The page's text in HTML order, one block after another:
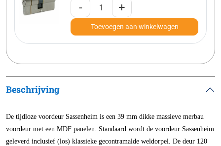
- +
Toevoegen aan winkelwagen
Beschrijving
De tijdloze voordeur Sassenheim is een 39 mm dikke massieve merbau
voordeur met een MDF panelen. Standaard wordt de voordeur Sassenheim
geleverd inclusief (los) klas­sieke gecontramalde weldorpel. De deur 120